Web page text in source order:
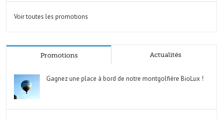
Voir toutes les promotions
Promotions Actualités
Gagnez une place à bord de notre montgolfière BioLux !